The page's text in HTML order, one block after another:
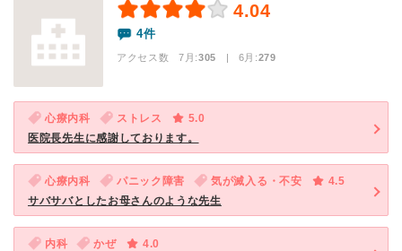
4.04
4件
アクセス数 7月:305 | 6月:279
心療内科 ストレス
5.0
医院長先生に感謝しております。
心療内科 パニック障害 気が滅入る・不安
4.5
サバサバとしたお母さんのような先生
内科 かぜ
4.0